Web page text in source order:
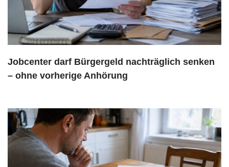
Jobcenter darf Bürgergeld nachträglich senken
– ohne vorherige Anhörung